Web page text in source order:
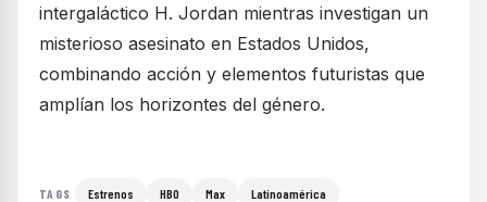
intergaláctico H. Jordan mientras investigan un
misterioso asesinato en Estados Unidos,
combinando acción y elementos futuristas que
amplían los horizontes del género.
TAGS Estrenos HBO Max Latinoamérica